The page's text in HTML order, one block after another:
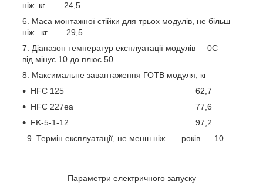
ніж кг 24,5
Маса монтажної стійки для трьох модулів, не більш
ніж кг 29,5
Діапазон температур експлуатації модулів 0С
від мінус 10 до плюс 50
Максимальне завантаження ГОТВ модуля, кг
HFC 125 62,7
HFC 227ea 77,6
FK-5-1-12 97,2
9. Термін експлуатації, не менш ніж років 10
Параметри електричного запуску